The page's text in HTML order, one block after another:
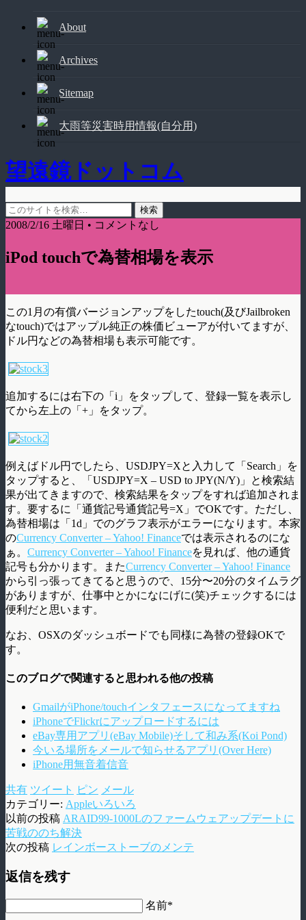
About
Archives
Sitemap
大雨等災害時用情報(自分用)
望遠鏡ドットコム
2008/2/16 土曜日 • コメントなし
iPod touchで為替相場を表示
この1月の有償バージョンアップをしたtouch(及びJailbroken
なtouch)ではアップル純正の株価ビューアが付いてますが、
ドル円などの為替相場も表示可能です。
追加するには右下の「i」をタップして、登録一覧を表示し
てから左上の「+」をタップ。
例えばドル円でしたら、USDJPY=Xと入力して「Search」を
タップすると、「USDJPY=X – USD to JPY(N/Y)」と検索結
果が出てきますので、検索結果をタップをすれば追加されま
す。要するに「通貨記号通貨記号=X」でOKです。ただし、
為替相場は「1d」でのグラフ表示がエラーになります。本家
のCurrency Converter – Yahoo! Financeでは表示されるのにな
ぁ。 Currency Converter – Yahoo! Financeを見れば、他の通貨
記号も分かります。またCurrency Converter – Yahoo! Finance
から引っ張ってきてると思うので、15分〜20分のタイムラグ
がありますが、仕事中とかになにげに(笑)チェックするには
便利だと思います。
なお、OSXのダッシュボードでも同様に為替の登録OKで
す。
このブログで関連すると思われる他の投稿
GmailがiPhone/touchインタフェースになってますね
iPhoneでFlickrにアップロードするには
eBay専用アプリ(eBay Mobile)そして和み系(Koi Pond)
今いる場所をメールで知らせるアプリ(Over Here)
iPhone用無音着信音
共有 ツイート ピン メール
カテゴリー: Appleいろいろ
以前の投稿 ARAID99-1000Lのファームウェアップデートに
苦戦ののち解決
次の投稿 レインボーストーブのメンテ
返信を残す
名前*